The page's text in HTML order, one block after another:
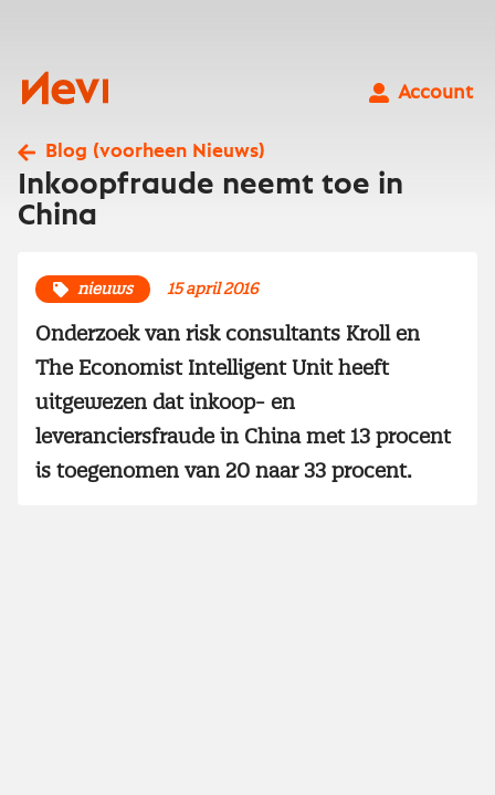
Nevi
Account
Blog (voorheen Nieuws)
Inkoopfraude neemt toe in
China
nieuws 15 april 2016
Onderzoek van risk consultants Kroll en
The Economist Intelligent Unit heeft
uitgewezen dat inkoop- en
leveranciersfraude in China met 13 procent
is toegenomen van 20 naar 33 procent.